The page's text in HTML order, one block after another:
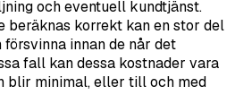
och eventuell kundtjänst.
beräknas korrekt kan en stor del
innan de når det
fall kan dessa kostnader vara
blir minimal, eller till och med